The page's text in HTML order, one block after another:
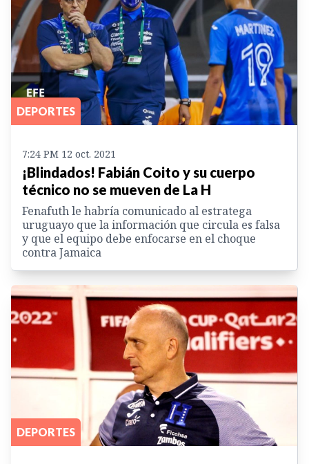
DEPORTES
7:24 PM 12 oct. 2021
¡Blindados! Fabián Coito y su cuerpo
técnico no se mueven de La H
Fenafuth le habría comunicado al estratega
uruguayo que la información que circula es falsa
y que el equipo debe enfocarse en el choque
contra Jamaica
DEPORTES